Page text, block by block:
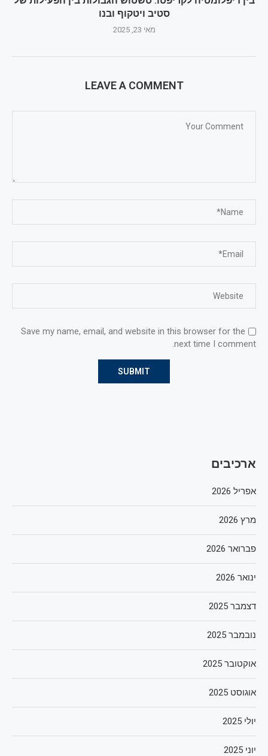
סטיב ויטקוף ובנו
מאי 23, 2025
LEAVE A COMMENT
Save my name, email, and website in this browser for the
next time I comment.
ארכיבים
אפריל 2026
מרץ 2026
פברואר 2026
ינואר 2026
דצמבר 2025
נובמבר 2025
אוקטובר 2025
אוגוסט 2025
יולי 2025
יוני 2025